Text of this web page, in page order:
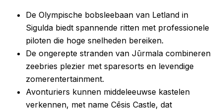
De Olympische bobsleebaan van Letland in
Sigulda biedt spannende ritten met professionele
piloten die hoge snelheden bereiken.
De ongerepte stranden van Jūrmala combineren
zeebries plezier met sparesorts en levendige
zomerentertainment.
Avonturiers kunnen middeleeuwse kastelen
verkennen, met name Cēsis Castle, dat